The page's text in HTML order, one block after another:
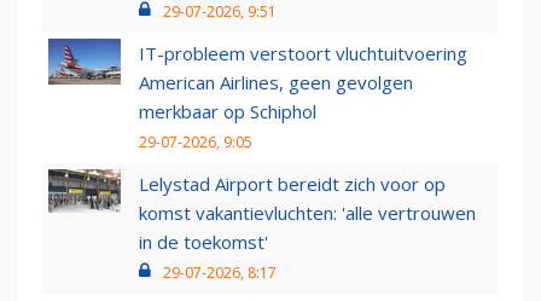
29-07-2026, 9:51
IT-probleem verstoort vluchtuitvoering
American Airlines, geen gevolgen
merkbaar op Schiphol
29-07-2026, 9:05
Lelystad Airport bereidt zich voor op
komst vakantievluchten: 'alle vertrouwen
in de toekomst'
29-07-2026, 8:17